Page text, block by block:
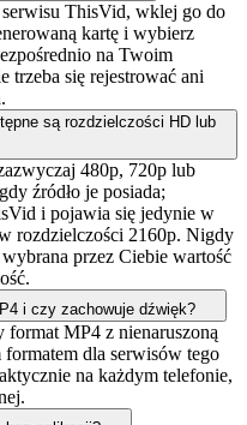
ThisVid, wklej go do
kartę i wybierz
na Twoim
trzeba się rejestrować ani
są rozdzielczości HD lub
480p, 720p lub
źródło je posiada;
i pojawia się jedynie w
rozdzielczości 2160p. Nigdy
przez Ciebie wartość
i czy zachowuje dźwięk?
format MP4 z nienaruszoną
dla serwisów tego
na każdym telefonie,